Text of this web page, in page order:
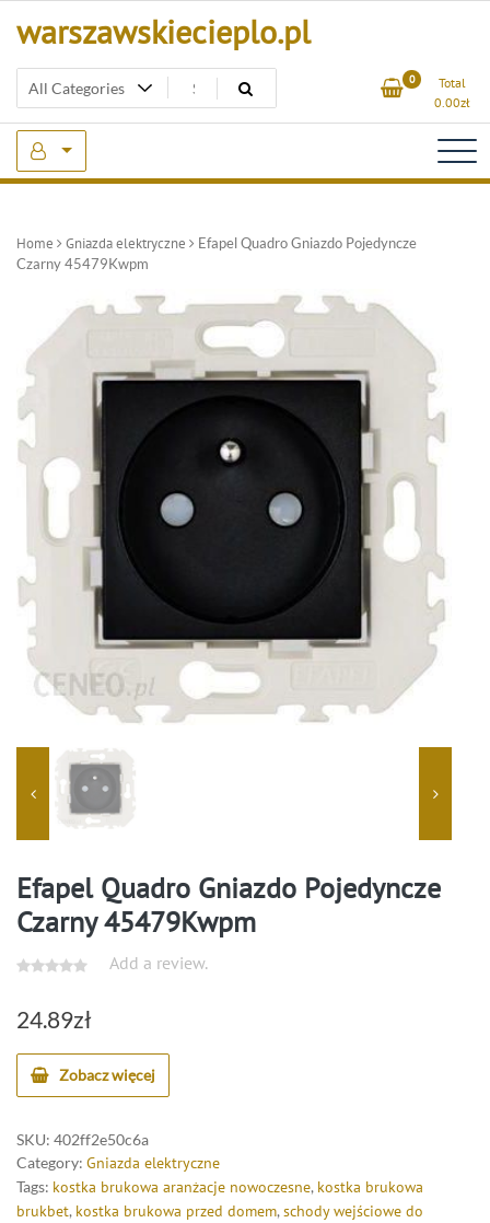
warszawskiecieplo.pl
0
Total
0.00zł
Home Gniazda elektryczne
Efapel Quadro Gniazdo Pojedyncze
Czarny 45479Kwpm
Efapel Quadro Gniazdo Pojedyncze
Czarny 45479Kwpm
Add a review.
24.89zł
Zobacz więcej
SKU: 402ff2e50c6a
Category: Gniazda elektryczne
Tags: kostka brukowa aranżacje nowoczesne, kostka brukowa
brukbet, kostka brukowa przed domem, schody wejściowe do